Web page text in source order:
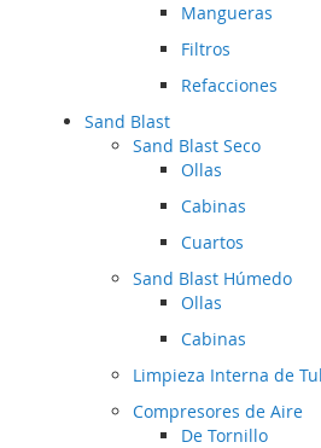
Mangueras
Filtros
Refacciones
Sand Blast
Sand Blast Seco
Ollas
Cabinas
Cuartos
Sand Blast Húmedo
Ollas
Cabinas
Limpieza Interna de
Compresores de Aire
De Tornillo